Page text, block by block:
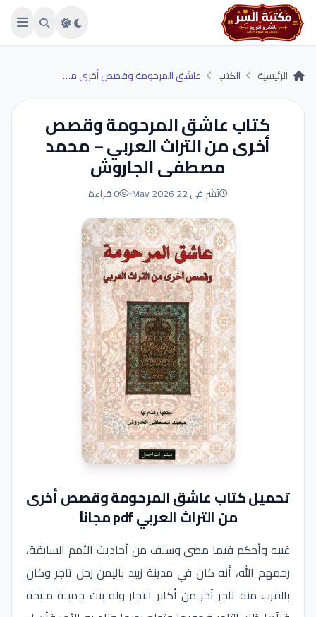
Skip to main content
الرئيسية الكتب عاشق المرحومة وقصص أخرى من التراث العربي
كتاب عاشق المرحومة وقصص
أخرى من التراث العربي – محمد
مصطفى الجاروش
نُشر في 22 May 2026 0 قراءة
تحميل كتاب عاشق المرحومة وقصص أخرى
من التراث العربي pdf مجاناً
غيبه وأحكم فيما مضى وسلف من أحاديث الأمم السابقة،
رحمهم الله، أنه كان في مدينة زبيد باليمن رجل تاجر وكان
بالقرب منه تاجر آخر من أكابر التجار وله بنت جميلة مليحة